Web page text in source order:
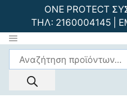
ONE PROTECT
ΤΗΛ: 2160004145 |